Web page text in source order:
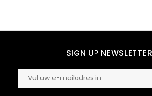
SIGN UP NEWSLETTER